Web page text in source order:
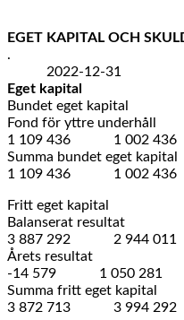
EGET KAPITAL OCH
.
2022-12-31
Eget kapital
Bundet eget kapital
Fond för
1 109 436 1 002 436
Summa
1 109 436 1 002 436
Fritt eget kapital
3 887 292 2 944 011
Årets
-14 579 1 050 281
Summa fritt
3 872 713 3 994 292